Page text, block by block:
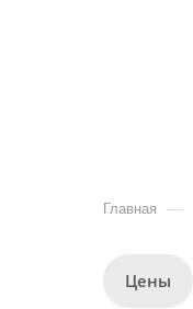
Главная —
Цены